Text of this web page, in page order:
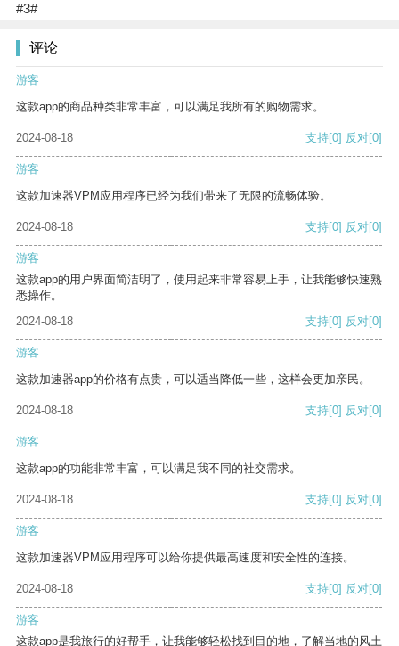
#3#
评论
游客
这款app的商品种类非常丰富，可以满足我所有的购物需求。
2024-08-18 支持[0] 反对[0]
游客
这款加速器VPM应用程序已经为我们带来了无限的流畅体验。
2024-08-18 支持[0] 反对[0]
游客
这款app的用户界面简洁明了，使用起来非常容易上手，让我能够快速熟
悉操作。
2024-08-18
支持[0] 反对[0]
游客
这款加速器app的价格有点贵，可以适当降低一些，这样会更加亲民。
2024-08-18 支持[0] 反对[0]
游客
这款app的功能非常丰富，可以满足我不同的社交需求。
2024-08-18 支持[0] 反对[0]
游客
这款加速器VPM应用程序可以给你提供最高速度和安全性的连接。
2024-08-18 支持[0] 反对[0]
游客
这款app是我旅行的好帮手，让我能够轻松找到目的地，了解当地的风土